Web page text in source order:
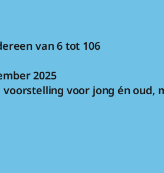
van 6 tot 106
2025
voorstelling voor jong én oud,